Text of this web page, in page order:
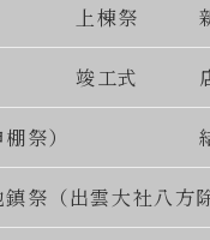
上棟祭
竣工式
祭）
祭（出雲大社八方除